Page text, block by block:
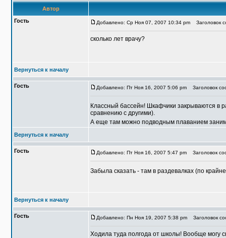
Автор
Гость
Добавлено: Ср Ноя 07, 2007 10:34 pm Заголовок
сколько лет врачу?
Вернуться к началу
Гость Добавлено: Пт Ноя 16, 2007 5:06 pm Заголовок
Классный бассейн! Шкафчики закрываются в
сравнению с другими).
А еще там можно подводным плаванием
Вернуться к началу
Гость Добавлено: Пт Ноя 16, 2007 5:47 pm Заголовок
Забыла сказать - там в раздевалках (по
Вернуться к началу
Гость Добавлено: Пн Ноя 19, 2007 5:38 pm Заголовок
Ходила туда полгода от школы! Вообще могу